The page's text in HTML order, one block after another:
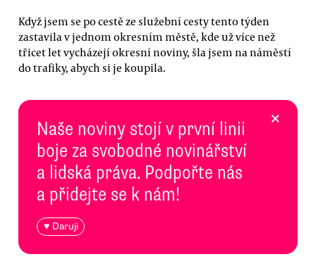
Když jsem se po cestě ze služební cesty tento týden
zastavila v jednom okresním městě, kde už více než
třicet let vycházejí okresní noviny, šla jsem na náměstí
do trafiky, abych si je koupila.
Naše noviny stojí v první linii
boje za svobodné novinářství
a lidská práva. Podpořte nás
a přidejte se k nám!
♥ Daruji
×